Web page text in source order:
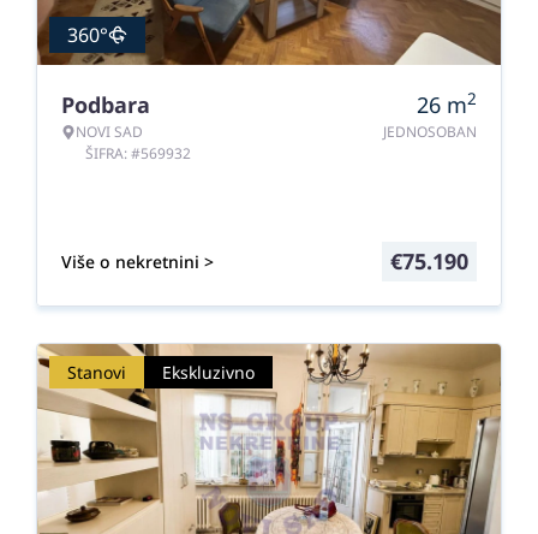
360°
Podbara
NOVI SAD
ŠIFRA: #569932
26 m2
JEDNOSOBAN
Više o nekretnini > €75.190
Stanovi Ekskluzivno